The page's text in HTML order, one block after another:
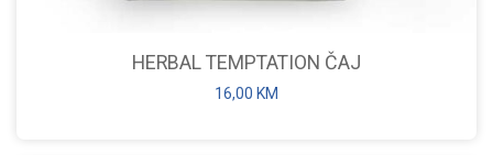
HERBAL TEMPTATION ČAJ
16,00 KM